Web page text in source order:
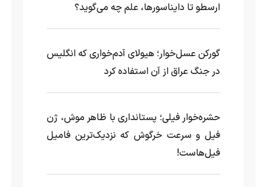
ارسطو تا دایناسورها، علم چه می‌گوید؟
گورکن عسل‌خوار؛ هیولای آدم‌خواری که انگلیس
در جنگ عراق از آن استفاده کرد
حشره‌خوار فیلی؛ پستانداری با ظاهر موش، ژن
فیل و سرعت خرگوش که نزدیک‌ترین فامیل
فیل‌هاست!